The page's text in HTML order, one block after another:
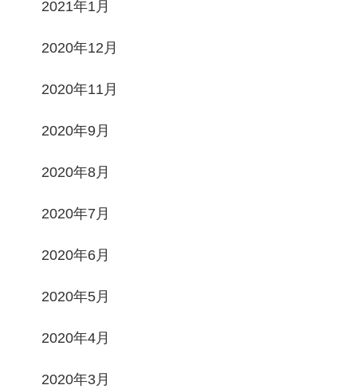
2021年1月
2020年12月
2020年11月
2020年9月
2020年8月
2020年7月
2020年6月
2020年5月
2020年4月
2020年3月